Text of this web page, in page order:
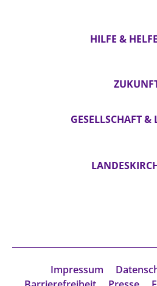
HILFE &
GESELLSCHAFT &
Impressum